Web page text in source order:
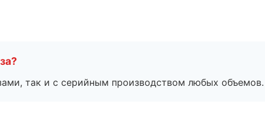
так и с серийным производством любых объемов.